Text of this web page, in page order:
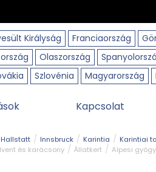
Királyság Franciaország
Olaszország
Szlovénia Magyarország
Kapcsolat
Hallstatt Innsbruck Karintia
Karintiai
és karácsony Állatkert
Alpesi